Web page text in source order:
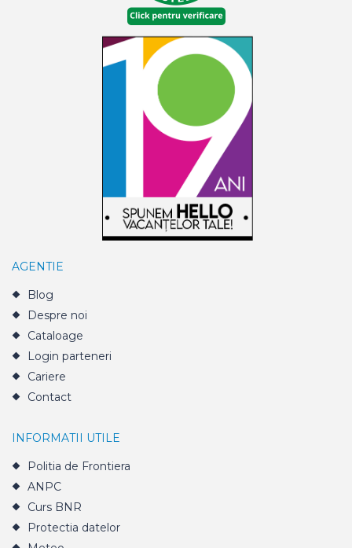
AGENTIE
Blog
Despre noi
Cataloage
Login parteneri
Cariere
Contact
INFORMATII UTILE
Politia de Frontiera
ANPC
Curs BNR
Protectia datelor